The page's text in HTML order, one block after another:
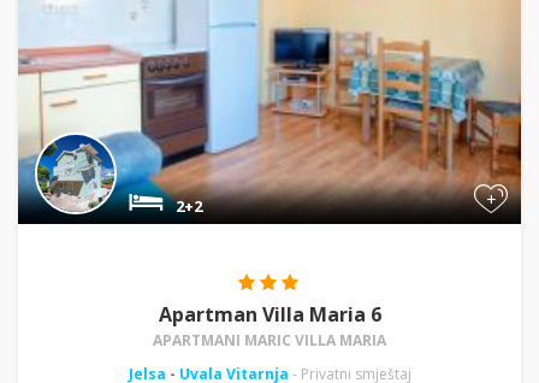
+
2+2
Apartman Villa Maria 6
APARTMANI MARIC VILLA MARIA
Jelsa - Uvala Vitarnja - Privatni smještaj